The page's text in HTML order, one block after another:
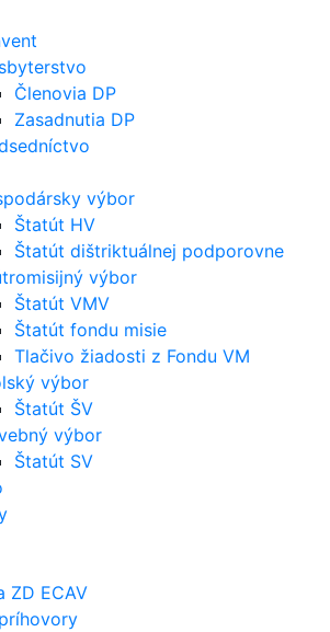
Členovia DP
Zasadnutia DP
výbor
Štatút HV
Štatút dištriktuálnej podporovne
výbor
Štatút VMV
Štatút fondu misie
Tlačivo žiadosti z Fondu VM
výbor
Štatút ŠV
výbor
Štatút SV
ZD ECAV